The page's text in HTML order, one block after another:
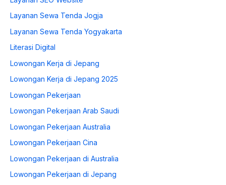
Layanan Sewa Tenda Jogja
Layanan Sewa Tenda Yogyakarta
Literasi Digital
Lowongan Kerja di Jepang
Lowongan Kerja di Jepang 2025
Lowongan Pekerjaan
Lowongan Pekerjaan Arab Saudi
Lowongan Pekerjaan Australia
Lowongan Pekerjaan Cina
Lowongan Pekerjaan di Australia
Lowongan Pekerjaan di Jepang